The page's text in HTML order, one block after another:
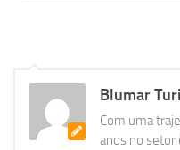
Blumar
Com uma
anos no setor